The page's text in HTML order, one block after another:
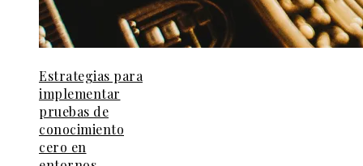
Estrategias para
implementar
pruebas de
conocimiento
cero en